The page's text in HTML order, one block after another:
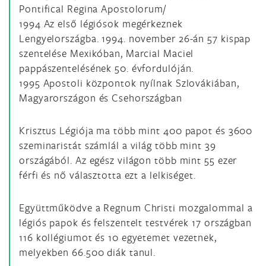
Pontifical Regina Apostolorum/
1994 Az első légiósok megérkeznek
Lengyelországba. 1994. november 26-án 57 kispap
szentelése Mexikóban, Marcial Maciel
pappászentelésének 50. évfordulóján.
1995 Apostoli központok nyílnak Szlovákiában,
Magyarországon és Csehországban
Krisztus Légiója ma több mint 400 papot és 3600
szeminaristát számlál a világ több mint 39
országából. Az egész világon több mint 55 ezer
férfi és nő választotta ezt a lelkiséget.
Együttműködve a Regnum Christi mozgalommal a
légiós papok és felszentelt testvérek 17 országban
116 kollégiumot és 10 egyetemet vezetnek,
melyekben 66.500 diák tanul.